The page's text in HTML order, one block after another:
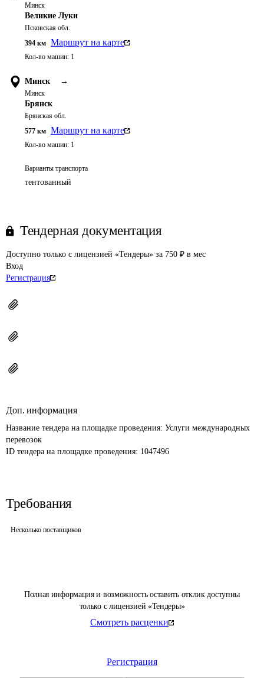
Полная информация и возможность оставить отклик доступны
только с лицензией «Тендеры»
Смотреть расценки
Регистрация
Минск
Великие Луки
Псковская обл.
394 км Маршрут на карте
Кол-во машин: 1
Минск →
Минск
Брянск
Брянская обл.
577 км Маршрут на карте
Кол-во машин: 1
Варианты транспорта
тентованный
Тендерная документация
Доступно только с лицензией «Тендеры» за 750 ₽ в мес
Вход
Регистрация
Доп. информация
Название тендера на площадке проведения: Услуги международных
перевозок
ID тендера на площадке проведения: 1047496
Требования
Несколько поставщиков